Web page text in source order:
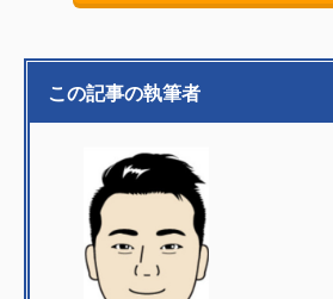
この記事の執筆者